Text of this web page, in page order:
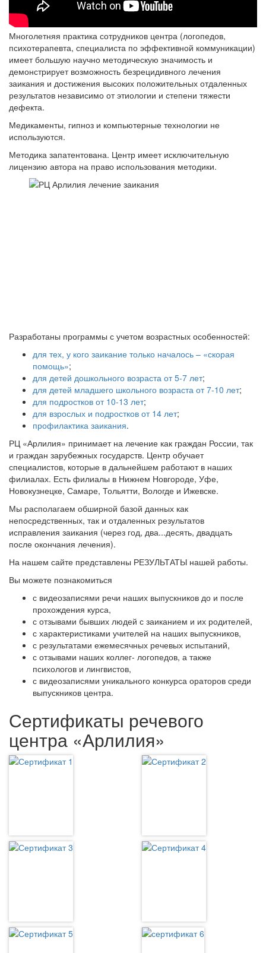
Многолетняя практика сотрудников центра (логопедов,
психотерапевта, специалиста по эффективной коммуникации)
имеет большую научно методическую значимость и
демонстрирует возможность безрецидивного лечения
заикания и достижения высоких положительных отдаленных
результатов независимо от этиологии и степени тяжести
дефекта.
Медикаменты, гипноз и компьютерные технологии не
используются.
Методика запатентована. Центр имеет исключительную
лицензию автора на право использования методики.
Разработаны программы с учетом возрастных особенностей:
для тех, у кого заикание только началось – «скорая
помощь»;
для детей дошкольного возраста от 5-7 лет;
для детей младшего школьного возраста от 7-10 лет;
для подростков от 10-13 лет;
для взрослых и подростков от 14 лет;
профилактика заикания.
РЦ «Арлилия» принимает на лечение как граждан России, так
и граждан зарубежных государств. Центр обучает
специалистов, которые в дальнейшем работают в наших
филиалах. Есть филиалы в Нижнем Новгороде, Уфе,
Новокузнецке, Самаре, Тольятти, Вологде и Ижевске.
Мы располагаем обширной базой данных как
непосредственных, так и отдаленных результатов
исправления заикания (через год, два...десять, двадцать
после окончания лечения).
На нашем сайте представлены РЕЗУЛЬТАТЫ нашей работы.
Вы можете познакомиться
с видеозаписями речи наших выпускников до и после
прохождения курса,
с отзывами бывших людей с заиканием и их родителей,
с характеристиками учителей на наших выпускников,
с результатами ежемесячных речевых испытаний,
с отзывами наших коллег- логопедов, а также
психологов и лингвистов,
с видеозаписями уникального конкурса ораторов среди
выпускников центра.
Сертификаты речевого
центра «Арлилия»